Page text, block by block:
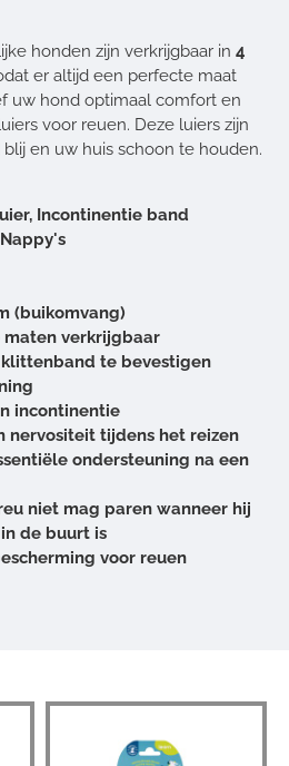
honden zijn verkrijgbaar in 4
er altijd een perfecte maat
uw hond optimaal comfort en
voor reuen. Deze luiers zijn
en uw huis schoon te houden.
Incontinentie band
(buikomvang)
maten verkrijgbaar
te bevestigen
incontinentie
nervositeit tijdens het reizen
ondersteuning na een
niet mag paren wanneer hij
de buurt is
voor reuen